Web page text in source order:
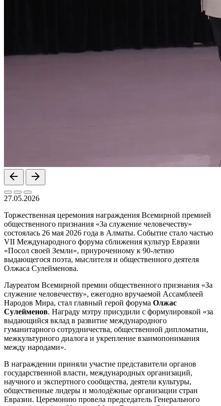
27.05.2026
Торжественная церемония награждения Всемирной премией
общественного признания «За служение человечеству»
состоялась 26 мая 2026 года в Алматы. Событие стало частью
VII Международного форума сближения культур Евразии
«Посол своей Земли», приуроченному к 90-летию
выдающегося поэта, мыслителя и общественного деятеля
Олжаса Сулейменова.
Лауреатом Всемирной премии общественного признания «За
служение человечеству», ежегодно вручаемой Ассамблеей
Народов Мира, стал главный герой форума Олжас
Сулейменов. Награду мэтру присудили с формулировкой «за
выдающийся вклад в развитие международного
гуманитарного сотрудничества, общественной дипломатии,
межкультурного диалога и укрепление взаимопонимания
между народами».
В награждении приняли участие представители органов
государственной власти, международных организаций,
научного и экспертного сообщества, деятели культуры,
общественные лидеры и молодёжные организации стран
Евразии. Церемонию провела председатель Генерального